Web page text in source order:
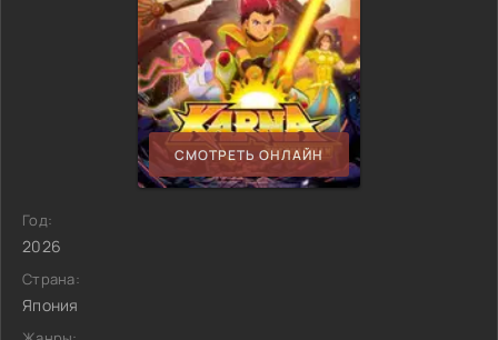
СМОТРЕТЬ ОНЛАЙН
Год:
2026
Страна:
Япония